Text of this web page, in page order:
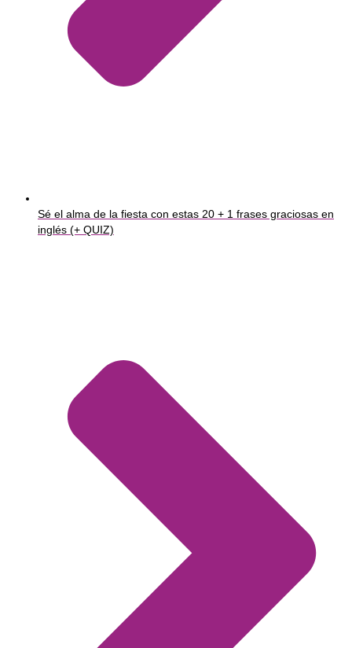
Sé el alma de la fiesta con estas 20 + 1 frases graciosas en
inglés (+ QUIZ)